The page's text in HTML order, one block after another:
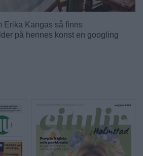
Erika Kangas så finns
på hennes konst en googling